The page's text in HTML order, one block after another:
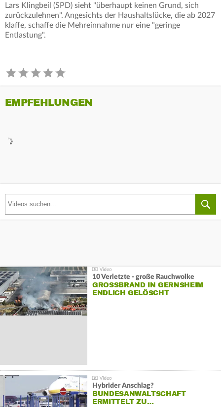
Lars Klingbeil (SPD) sieht "überhaupt keinen Grund, sich
zurückzulehnen". Angesichts der Haushaltslücke, die ab 2027
klaffe, schaffe die Mehreinnahme nur eine "geringe
Entlastung".
EMPFEHLUNGEN
10 Verletzte - große Rauchwolke
GROSSBRAND IN GERNSHEIM E
NDLICH GELÖSCHT
Hybrider Anschlag?
BUNDESANWALTSCHAFT
ERMITTELT ZU…